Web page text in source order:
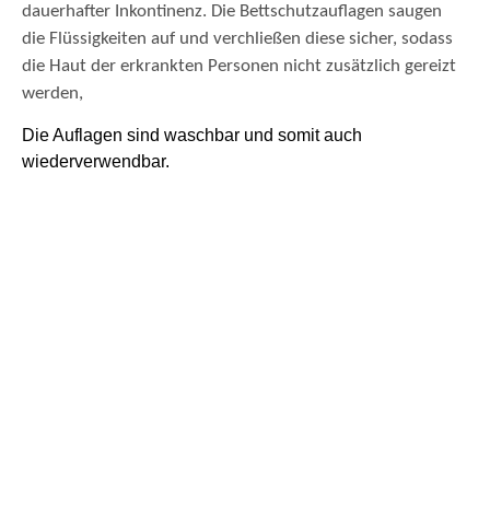
dauerhafter Inkontinenz. Die Bettschutzauflagen saugen
die Flüssigkeiten auf und verchließen diese sicher, sodass
die Haut der erkrankten Personen nicht zusätzlich gereizt
werden,
Die Auflagen sind waschbar und somit auch
wiederverwendbar.